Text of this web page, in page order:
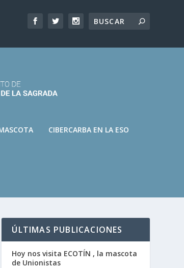
CIBERCARBA EN LA ESO
ÚLTIMAS PUBLICACIONES
Hoy nos visita ECOTÍN , la mascota
de Unionistas